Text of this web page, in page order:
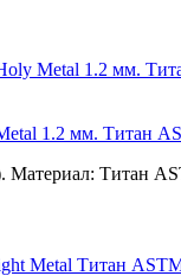
1.2 мм. Титан
Материал: Титан